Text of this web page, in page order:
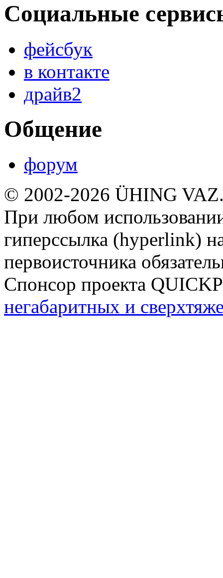
Социальные
фейсбук
в контакте
драйв2
Общение
форум
© 2002-2026 ÜHING
При любом
гиперссылка (hyperlink)
первоисточника
Спонсор проекта
негабаритных и